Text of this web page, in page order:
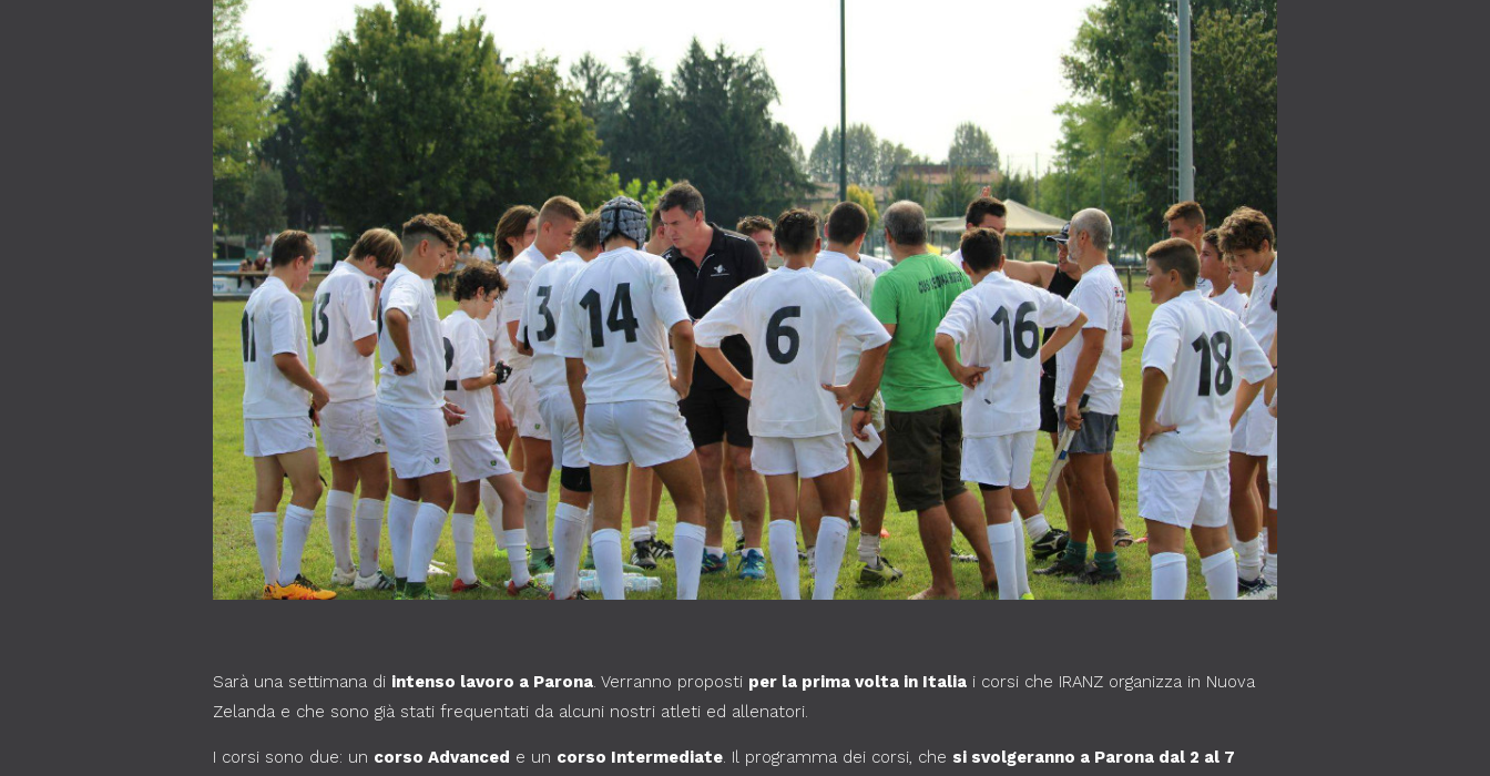
Sarà una settimana di intenso lavoro a Parona. Verranno proposti per la prima volta in Italia i corsi che IRANZ organizza in Nuova
Zelanda e che sono già stati frequentati da alcuni nostri atleti ed allenatori.
I corsi sono due: un corso Advanced e un corso Intermediate. Il programma dei corsi, che si svolgeranno a Parona dal 2 al 7